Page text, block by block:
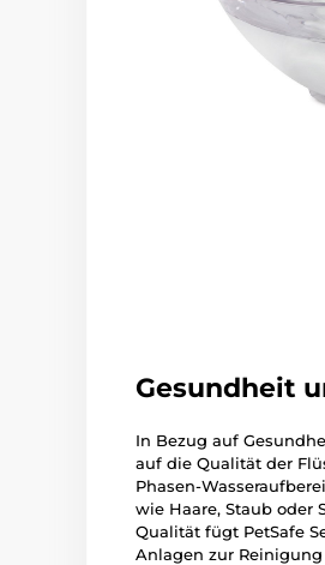
Gesundheit
In Bezug auf
auf die Qualität der
Phasen-
wie Haare, Staub oder
Qualität fügt PetSafe
Anlagen zur